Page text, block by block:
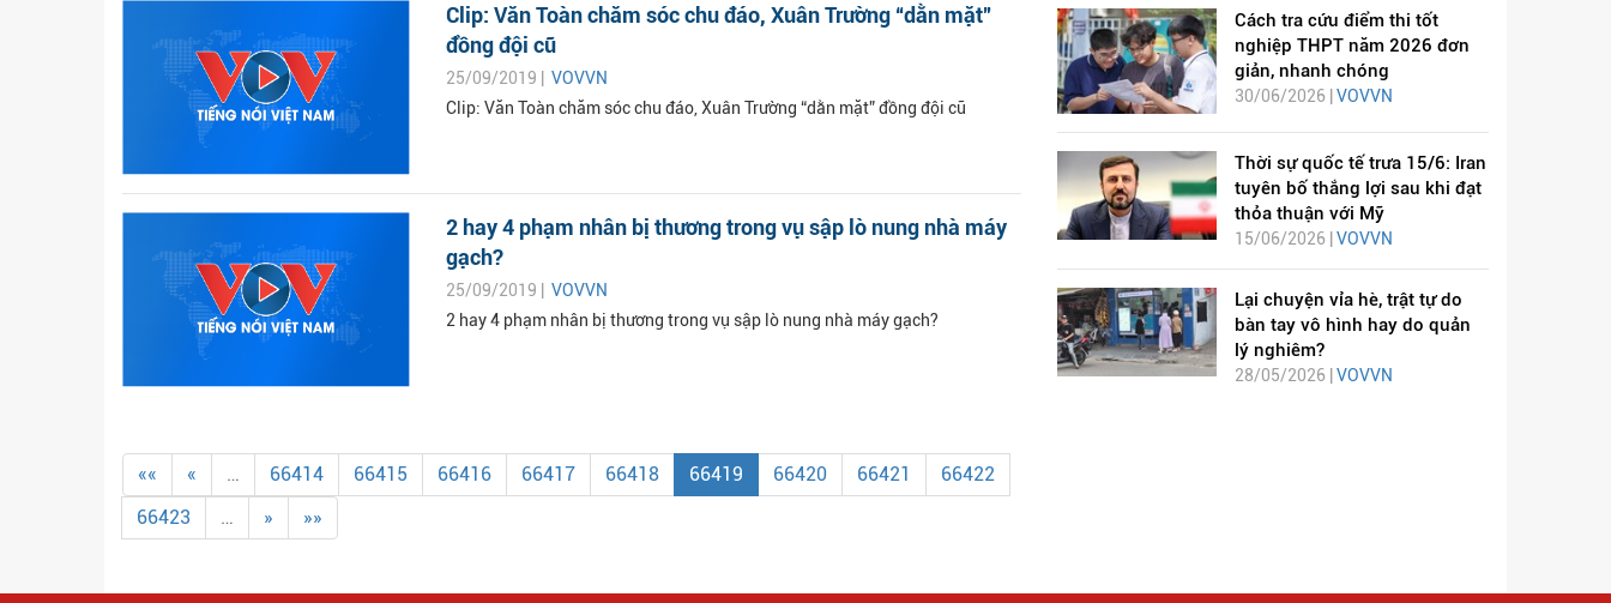
Clip: Văn Toàn chăm sóc chu đáo, Xuân Trường “dằn mặt”
đồng đội cũ
25/09/2019 | VOVVN
Clip: Văn Toàn chăm sóc chu đáo, Xuân Trường “dằn mặt” đồng đội cũ
2 hay 4 phạm nhân bị thương trong vụ sập lò nung nhà máy
gạch?
25/09/2019 | VOVVN
2 hay 4 phạm nhân bị thương trong vụ sập lò nung nhà máy gạch?
«« « … 66414 66415 66416 66417 66418 66419 66420 66421
66422
66423
… » »»
Cách tra cứu điểm thi tốt
nghiệp THPT năm 2026 đơn
giản, nhanh chóng
30/06/2026 | VOVVN
Thời sự quốc tế trưa 15/6: Iran
tuyên bố thắng lợi sau khi đạt
thỏa thuận với Mỹ
15/06/2026 | VOVVN
Lại chuyện vỉa hè, trật tự do
bàn tay vô hình hay do quản
lý nghiêm?
28/05/2026 | VOVVN